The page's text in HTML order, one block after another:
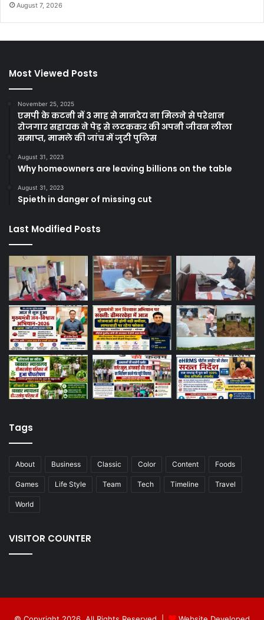
August 7, 2026
Most Viewed Posts
November 25, 2025
एमपी के कटनी में 3 माह से मानदेय ना मिलने से परेशान
रोजगार सहायक ने पेड़ से लटककर की अपनी जीवन लीला
समाप्त, मामले की जांच में जुटी पुलिस
August 31, 2023
Why homeowners are leaving billions on the table
August 31, 2023
Spieth in danger of missing cut
Last Modified Posts
Tags
About Business Classic Color Content Foods
Games Life Style Team Tech Timeline Travel
World
VISITOR COUNTER